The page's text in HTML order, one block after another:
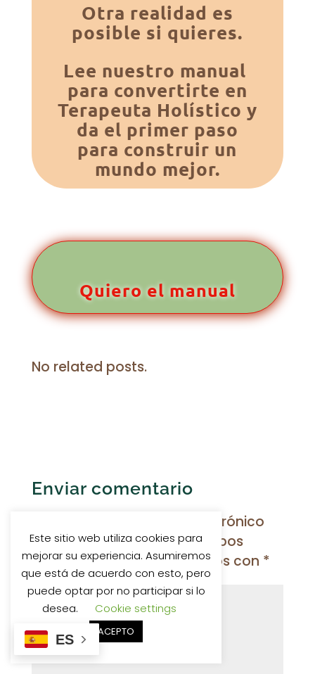
Otra realidad es
posible si quieres.
Lee nuestro manual
para convertirte en
Terapeuta Holístico y
da el primer paso
para construir un
mundo mejor.
Quiero el manual
No related posts.
Enviar comentario
Tu dirección de correo electrónico
no será publicada.Los campos
obligatorios están marcados con *
Este sitio web utiliza cookies para
mejorar su experiencia. Asumiremos
que está de acuerdo con esto, pero
puede optar por no participar si lo
desea.
Cookie settings
ACEPTO
ES